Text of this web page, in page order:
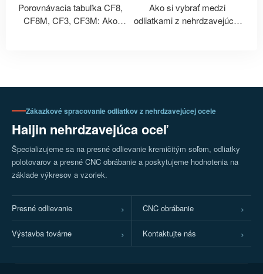
Porovnávacia tabuľka CF8,
CF8M, CF3, CF3M: Ako
Ako si vybrať medzi
odliatkami z nehrdzavejúcej
Zákazkové spracovanie odliatkov z nehrdzavejúcej ocele
Haijin nehrdzavejúca oceľ
Špecializujeme sa na presné odlievanie kremičitým soľom, odliatky
polotovarov a presné CNC obrábanie a poskytujeme hodnotenia na
základe výkresov a vzoriek.
Presné odlievanie CNC obrábanie
Výstavba továrne Kontaktujte nás